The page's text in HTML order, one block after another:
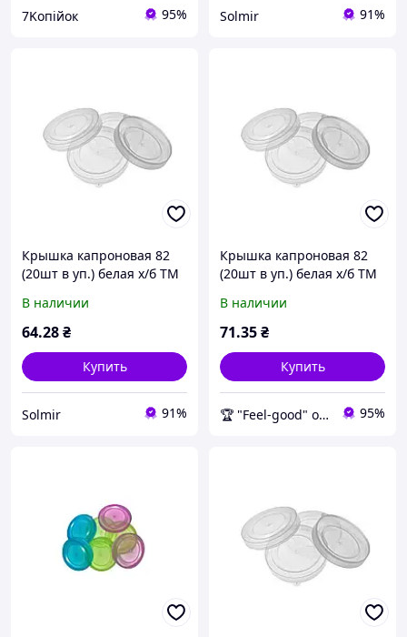
7Koпійок 95% Solmir 91%
Крышка капроновая 82
(20шт в уп.) белая х/б ТМ
В наличии
64.28₴
Купить
Solmir 91%
Крышка капроновая 82
(20шт в уп.) белая х/б ТМ
В наличии
71.35₴
Купить
🏆 "Feel-good" онлайн-магазин 95%